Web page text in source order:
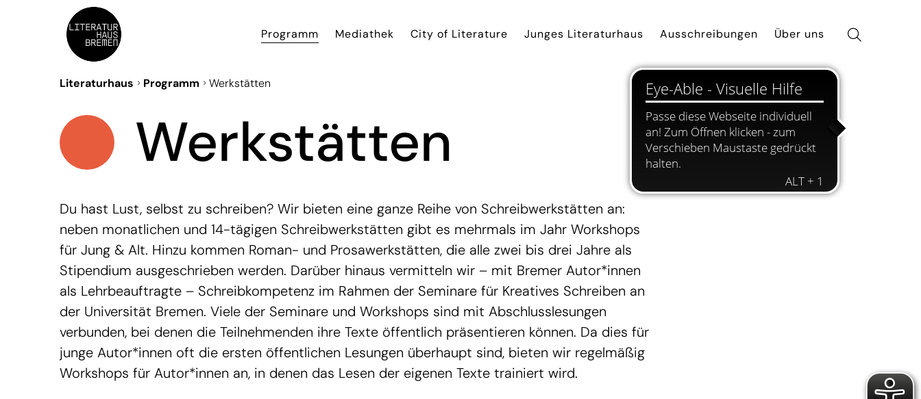
Programm Mediathek City of Literature Junges Literaturhaus Ausschreibungen Über uns
Literaturhaus Programm Werkstätten
Werkstätten
Du hast Lust, selbst zu schreiben? Wir bieten eine ganze Reihe von Schreibwerkstätten an:
neben monatlichen und 14-tägigen Schreibwerkstätten gibt es mehrmals im Jahr Workshops
für Jung & Alt. Hinzu kommen Roman- und Prosawerkstätten, die alle zwei bis drei Jahre als
Stipendium ausgeschrieben werden. Darüber hinaus vermitteln wir – mit Bremer Autor*innen
als Lehrbeauftragte – Schreibkompetenz im Rahmen der Seminare für Kreatives Schreiben an
der Universität Bremen. Viele der Seminare und Workshops sind mit Abschlusslesungen
verbunden, bei denen die Teilnehmenden ihre Texte öffentlich präsentieren können. Da dies für
junge Autor*innen oft die ersten öffentlichen Lesungen überhaupt sind, bieten wir regelmäßig
Workshops für Autor*innen an, in denen das Lesen der eigenen Texte trainiert wird.